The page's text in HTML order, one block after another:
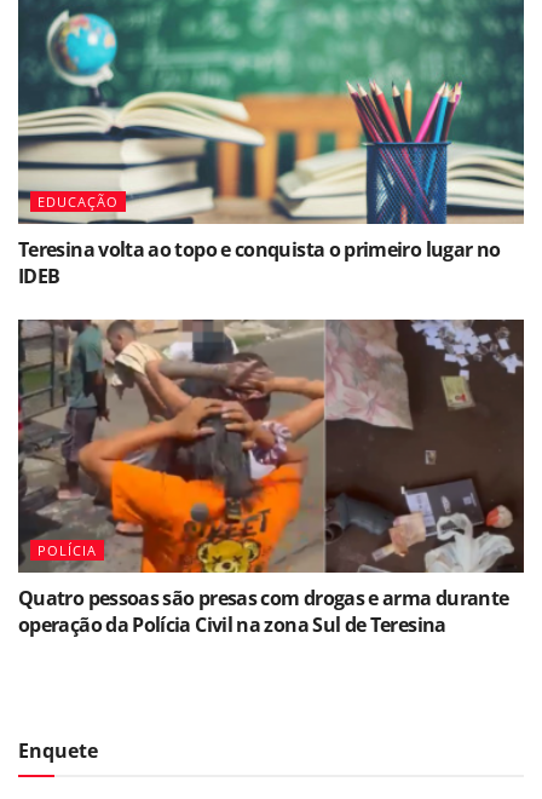
EDUCAÇÃO
Teresina volta ao topo e conquista o primeiro lugar no
IDEB
POLÍCIA
Quatro pessoas são presas com drogas e arma durante
operação da Polícia Civil na zona Sul de Teresina
Enquete